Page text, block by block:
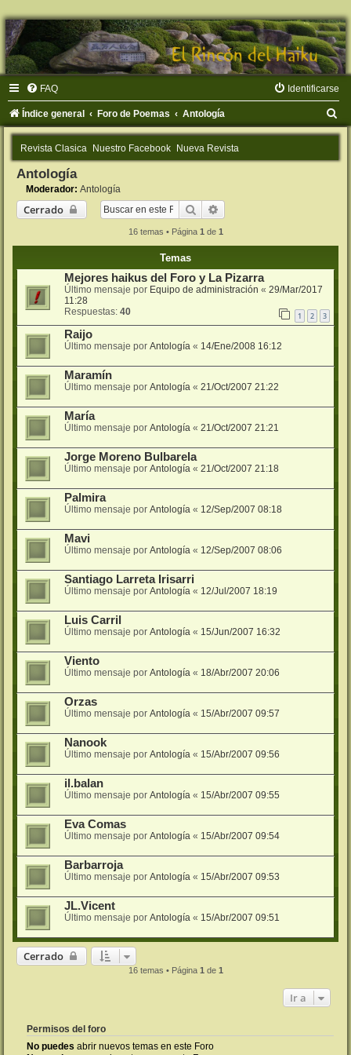
FAQ Identificarse
Índice general Foro de Poemas Antología
u
Revista Clasica Nuestro Facebook Nueva Revista
Antología
Moderador: Antología
Cerrado Buscar
16 temas • Página 1 de 1
Temas
Mejores haikus del Foro y La Pizarra
Último mensaje por Equipo de administración « 29/Mar/2017
11:28
Respuestas: 40 1 2 3
Raijo
Último mensaje por Antología « 14/Ene/2008 16:12
Maramín
Último mensaje por Antología « 21/Oct/2007 21:22
María
Último mensaje por Antología « 21/Oct/2007 21:21
Jorge Moreno Bulbarela
Último mensaje por Antología « 21/Oct/2007 21:18
Palmira
Último mensaje por Antología « 12/Sep/2007 08:18
Mavi
Último mensaje por Antología « 12/Sep/2007 08:06
Santiago Larreta Irisarri
Último mensaje por Antología « 12/Jul/2007 18:19
Luis Carril
Último mensaje por Antología « 15/Jun/2007 16:32
Viento
Último mensaje por Antología « 18/Abr/2007 20:06
Orzas
Último mensaje por Antología « 15/Abr/2007 09:57
Nanook
Último mensaje por Antología « 15/Abr/2007 09:56
il.balan
Último mensaje por Antología « 15/Abr/2007 09:55
Eva Comas
Último mensaje por Antología « 15/Abr/2007 09:54
Barbarroja
Último mensaje por Antología « 15/Abr/2007 09:53
JL.Vicent
Último mensaje por Antología « 15/Abr/2007 09:51
Cerrado
16 temas • Página 1 de 1
Ir a
Permisos del foro
No puedes abrir nuevos temas en este Foro